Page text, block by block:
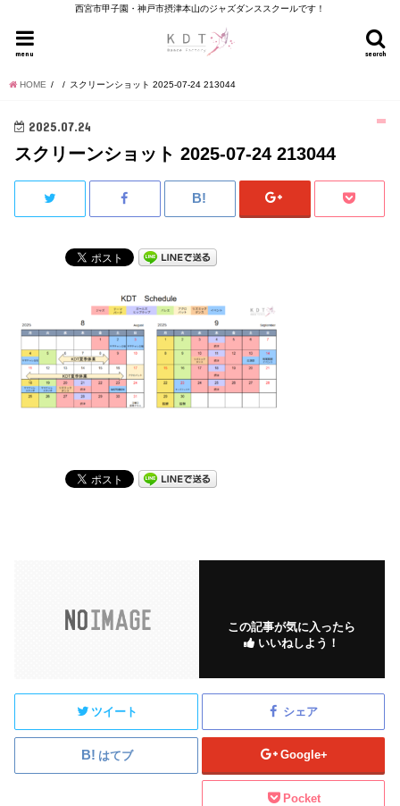
西宮市甲子園・神戸市摂津本山のジャズダンススクールです！
search
menu
HOME スクリーンショット 2025-07-24 213044
2025.07.24
スクリーンショット 2025-07-24 213044
この記事が気に入ったら
いいねしよう！
ツイート シェア
はてブ Google+
Pocket